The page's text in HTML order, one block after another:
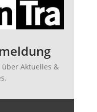
Aktuelles &